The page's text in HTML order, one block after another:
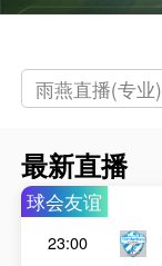
雨燕直播(专业)
最新直播
球会友谊
23:00